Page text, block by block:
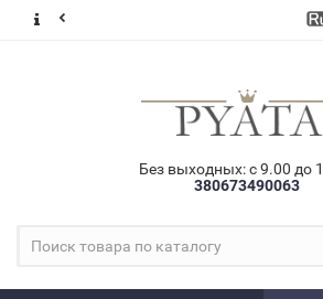
Без выходных: с 9.00 до
380673490063